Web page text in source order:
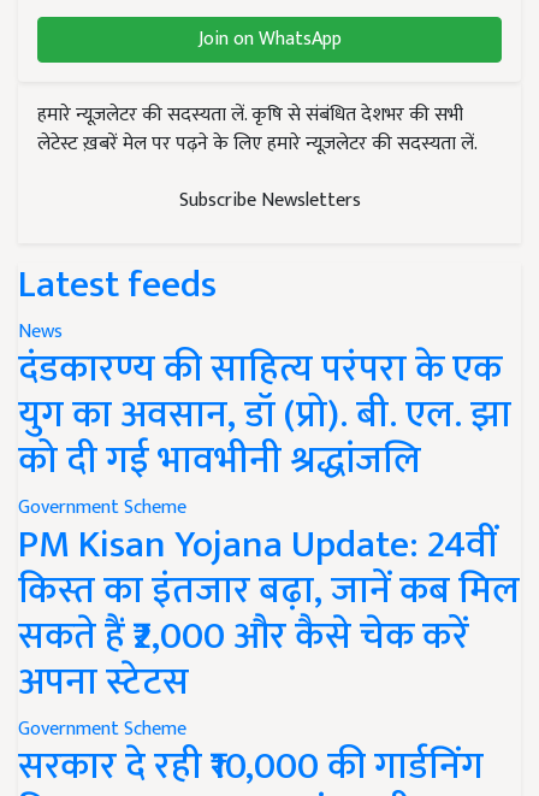
Join on WhatsApp
हमारे न्यूज़लेटर की सदस्यता लें. कृषि से संबंधित देशभर की सभी
लेटेस्ट ख़बरें मेल पर पढ़ने के लिए हमारे न्यूज़लेटर की सदस्यता लें.
Subscribe Newsletters
Latest feeds
News
दंडकारण्य की साहित्य परंपरा के एक
युग का अवसान, डॉ (प्रो). बी. एल. झा
को दी गई भावभीनी श्रद्धांजलि
Government Scheme
PM Kisan Yojana Update: 24वीं
किस्त का इंतजार बढ़ा, जानें कब मिल
सकते हैं ₹2,000 और कैसे चेक करें
अपना स्टेटस
Government Scheme
सरकार दे रही ₹10,000 की गार्डनिंग